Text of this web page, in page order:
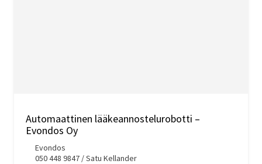
Automaattinen lääkeannostelurobotti –
Evondos Oy
Evondos
050 448 9847 / Satu Kellander